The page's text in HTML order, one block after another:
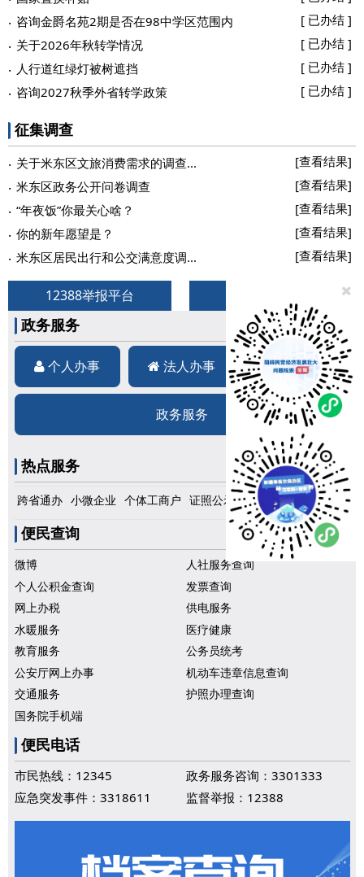
咨询金爵名苑2期是否在98中学区范围内
[ 已办结 ]
关于2026年秋转学情况
[ 已办结 ]
人行道红绿灯被树遮挡
[ 已办结 ]
咨询2027秋季外省转学政策
[ 已办结 ]
征集调查
关于米东区文旅消费需求的调查...
[查看结果]
米东区政务公开问卷调查
[查看结果]
“年夜饭”你最关心啥？
[查看结果]
你的新年愿望是？
[查看结果]
米东区居民出行和公交满意度调...
[查看结果]
12388举报平台
政务服务
个人办事 法人办事 便民服务
政务服务
热点服务
跨省通办 小微企业 个体工商户 证照公示 好差评 跨
便民查询
微博
人社服务查询
个人公积金查询
发票查询
网上办税
供电服务
水暖服务
医疗健康
教育服务
公务员统考
公安厅网上办事
机动车违章信息查询
交通服务
护照办理查询
国务院手机端
便民电话
市民热线：12345
政务服务咨询：3301333
应急突发事件：3318611
监督举报：12388